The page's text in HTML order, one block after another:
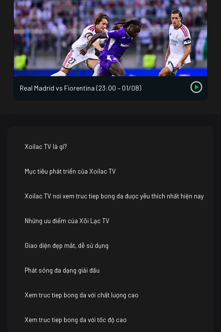
Real Madrid vs Fiorentina (23:00 – 01/08)
Xoilac TV là gì?
Mục tiêu phát triển của Xoilac TV
Xoilac TV nơi xem truc tiep bong da được yêu thích nhất hiện nay
Những ưu điểm của Xôi Lạc TV
Giao diện đẹp mắt, dễ sử dụng
Phát sóng đa dạng giải đấu
Xem truc tiep bong da với chất lượng cao
Xem truc tiep bong da với tốc độ cao